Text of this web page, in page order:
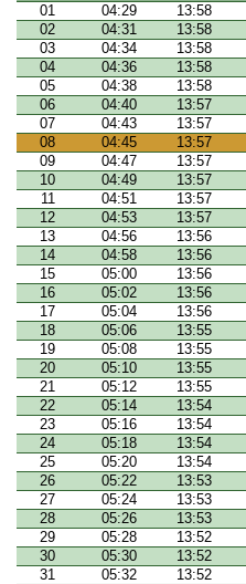
01 04:29 13:58
02
04:31 13:58
03
04:34 13:58
04
04:36 13:58
05
04:38 13:58
06
04:40 13:57
07
04:43 13:57
08
04:45 13:57
09
04:47 13:57
10
04:49 13:57
11
04:51 13:57
12
04:53 13:57
13
04:56 13:56
14
04:58 13:56
15
05:00 13:56
16
05:02 13:56
17
05:04 13:56
18
05:06 13:55
19
05:08 13:55
20
05:10 13:55
21
05:12 13:55
22
05:14 13:54
23
05:16 13:54
24
05:18 13:54
25
05:20 13:54
26
05:22 13:53
27
05:24 13:53
28
05:26 13:53
29
05:28 13:52
30
05:30 13:52
31
05:32 13:52